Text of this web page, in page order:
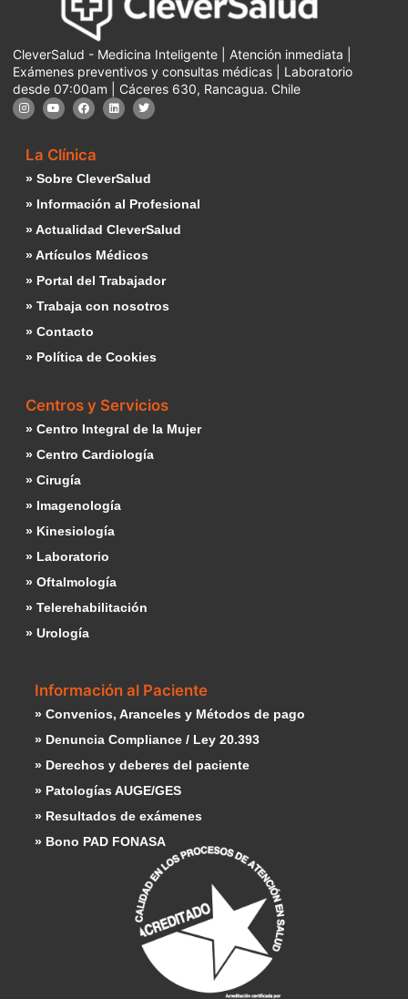
CleverSalud - Medicina Inteligente | Atención inmediata |
Exámenes preventivos y consultas médicas | Laboratorio
desde 07:00am | Cáceres 630, Rancagua. Chile
La Clínica
» Sobre CleverSalud
» Información al Profesional
» Actualidad CleverSalud
» Artículos Médicos
» Portal del Trabajador
» Trabaja con nosotros
» Contacto
» Política de Cookies
Centros y Servicios
» Centro Integral de la Mujer
» Centro Cardiología
» Cirugía
» Imagenología
» Kinesiología
» Laboratorio
» Oftalmología
» Telerehabilitación
» Urología
Información al Paciente
» Convenios, Aranceles y Métodos de pago
» Denuncia Compliance / Ley 20.393
» Derechos y deberes del paciente
» Patologías AUGE/GES
» Resultados de exámenes
» Bono PAD FONASA